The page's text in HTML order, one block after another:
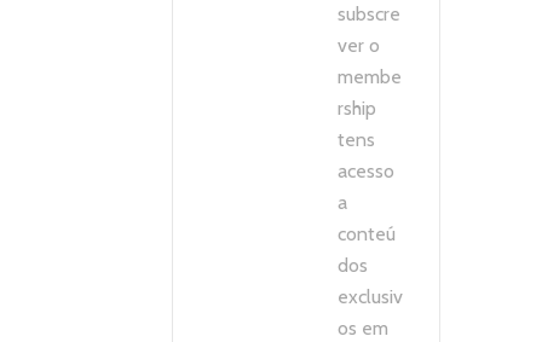
subscre
ver o
membe
rship
tens
acesso
a
conteú
dos
exclusiv
os em